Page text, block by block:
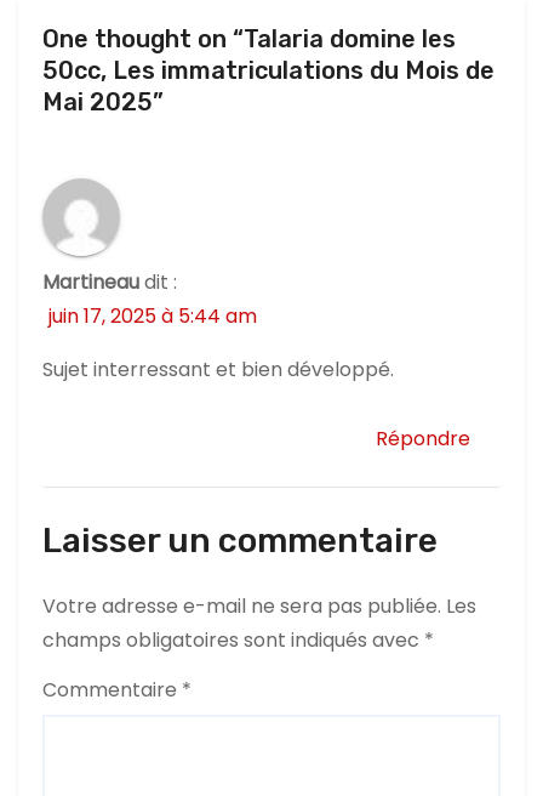
r
t
c
e
One thought on “Talaria domine les
50cc, Les immatriculations du Mois de
Mai 2025”
Martineaudit :
juin 17, 2025 à 5:44 am
Sujet interressant et bien développé.
Répondre
Laisser un commentaire
Votre adresse e-mail ne sera pas publiée. Les
champs obligatoires sont indiqués avec *
Commentaire *